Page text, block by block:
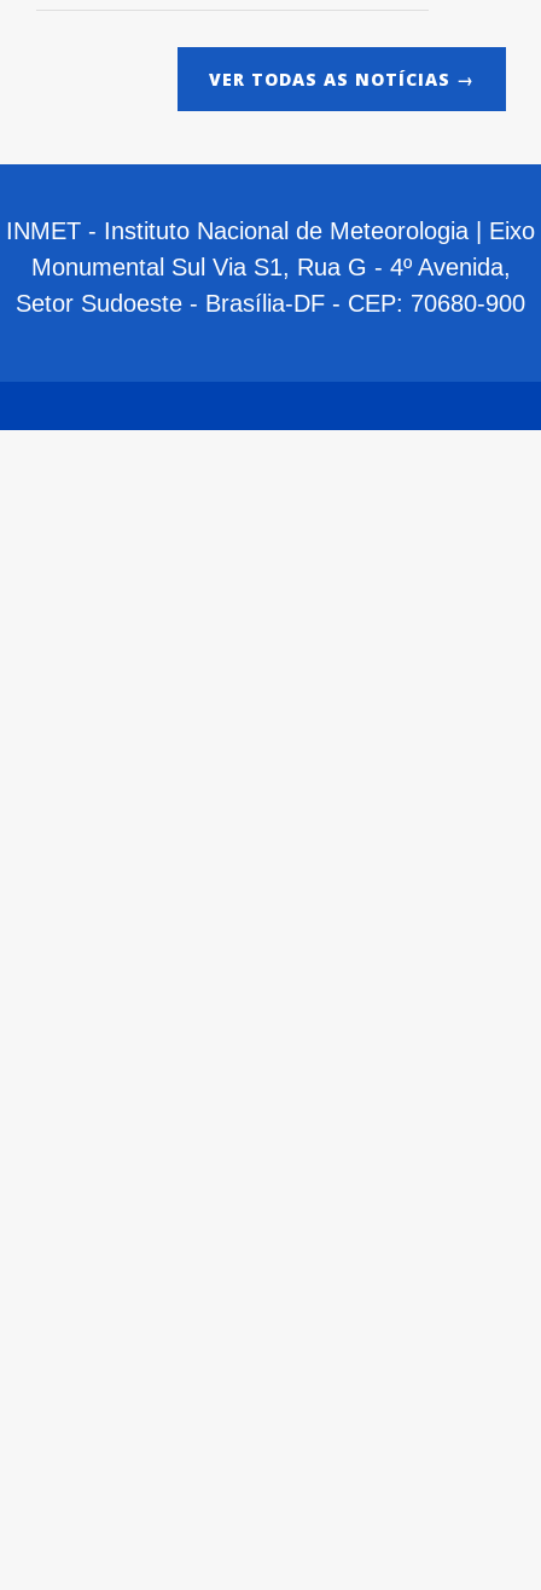
VER TODAS AS NOTÍCIAS →
INMET - Instituto Nacional de Meteorologia | Eixo
Monumental Sul Via S1, Rua G - 4º Avenida,
Setor Sudoeste - Brasília-DF - CEP: 70680-900